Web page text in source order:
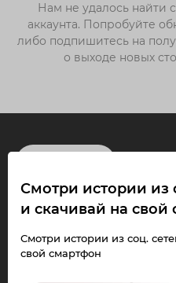
Нам не удалось найти
аккаунта. Попробуйте
либо подпишитесь на
о выходе новых
Смотри
скачивай
Смотри истории из
и скачивай на свой
Смотри истории из соц.
свой смартфон